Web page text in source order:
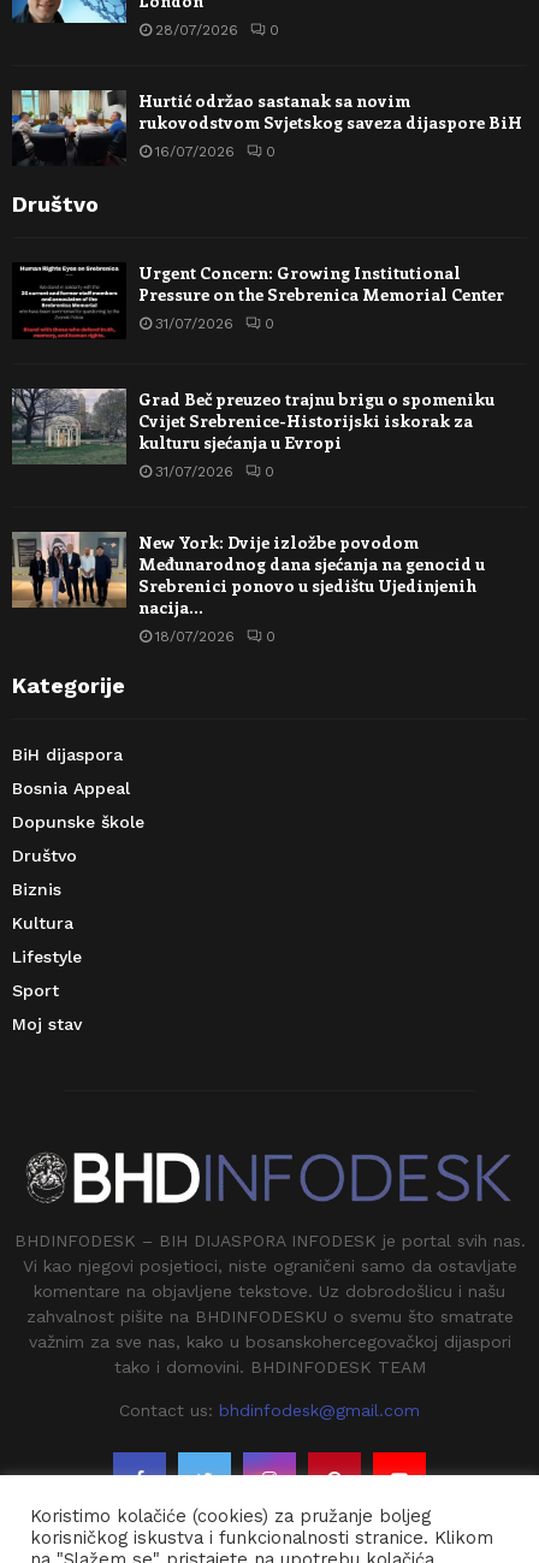
28/07/2026 0
Hurtić održao sastanak sa novim
rukovodstvom Svjetskog saveza dijaspore BiH
16/07/2026 0
Društvo
Urgent Concern: Growing Institutional
Pressure on the Srebrenica Memorial Center
31/07/2026 0
Grad Beč preuzeo trajnu brigu o spomeniku
Cvijet Srebrenice-Historijski iskorak za
kulturu sjećanja u Evropi
31/07/2026 0
New York: Dvije izložbe povodom
Međunarodnog dana sjećanja na genocid u
Srebrenici ponovo u sjedištu Ujedinjenih
nacija…
18/07/2026 0
Kategorije
BiH dijaspora
Bosnia Appeal
Dopunske škole
Društvo
Biznis
Kultura
Lifestyle
Sport
Moj stav
BHDINFODESK – BIH DIJASPORA INFODESK je portal svih nas.
Vi kao njegovi posjetioci, niste ograničeni samo da ostavljate
komentare na objavljene tekstove. Uz dobrodošlicu i našu
zahvalnost pišite na BHDINFODESKU o svemu što smatrate
važnim za sve nas, kako u bosanskohercegovačkoj dijaspori
tako i domovini. BHDINFODESK TEAM
Contact us: bhdinfodesk@gmail.com
Koristimo kolačiće (cookies) za pružanje boljeg
korisničkog iskustva i funkcionalnosti stranice. Klikom